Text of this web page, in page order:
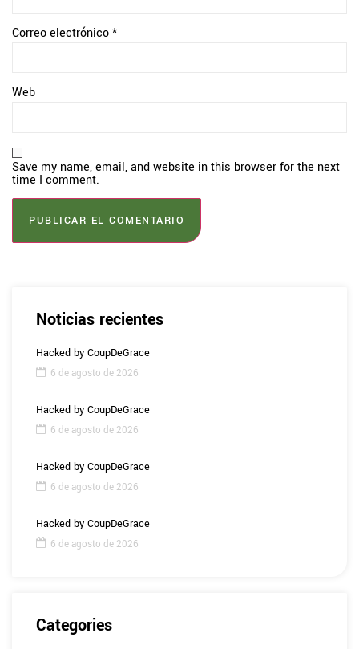
Correo electrónico*
Web
Save my name, email, and website in this browser for the next
time I comment.
Noticias recientes
Hacked by CoupDeGrace
6 de agosto de 2026
Hacked by CoupDeGrace
6 de agosto de 2026
Hacked by CoupDeGrace
6 de agosto de 2026
Hacked by CoupDeGrace
6 de agosto de 2026
Categories